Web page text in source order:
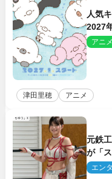
人気
2027
禁に
アニ
津田里穂 アニメ
元鉄
が「
衝撃
エン